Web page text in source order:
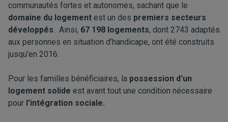
communautés fortes et autonomes, sachant que le
domaine du logement est un des premiers secteurs
développés. Ainsi, 67 198 logements, dont 2743 adaptés
aux personnes en situation d’handicape, ont été construits
jusqu'en 2016.
Pour les familles bénéficiaires, la possession d'un
logement solide est avant tout une condition nécessaire
pour l'intégration sociale.